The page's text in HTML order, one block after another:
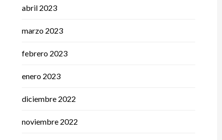
abril 2023
marzo 2023
febrero 2023
enero 2023
diciembre 2022
noviembre 2022